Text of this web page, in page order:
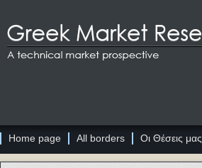
Home page All borders Οι Θέσεις μας